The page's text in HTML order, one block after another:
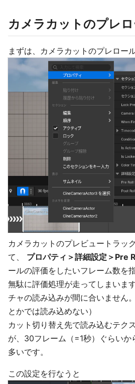
カメラカットのプレ
まずは、カメラカットのプレロー
カメラカットのプレビュートラッ
て、 プロパティ＞詳細設定＞Pre
ールの評価をしたいフレーム数を
無駄に評価処理が走ってしまいま
チャの読み込みが間に合いません
とかでは読み込めない）
カット切り替え先で読み込むテク
が、30フレーム（=1秒）ぐらいか
多いです。
この設定を行なうと